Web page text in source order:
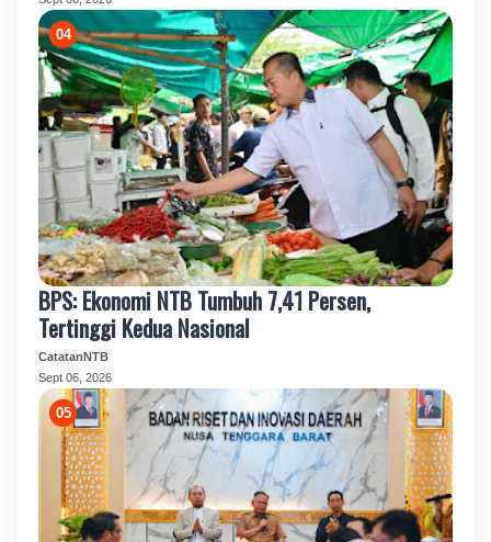
BPS: Ekonomi NTB Tumbuh 7,41 Persen,
Tertinggi Kedua Nasional
CatatanNTB
Sept 06, 2026